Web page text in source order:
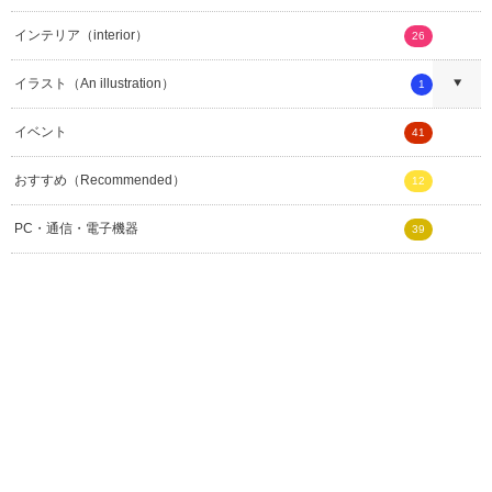
インテリア（interior） 26
イラスト（An illustration） 1
イベント 41
おすすめ（Recommended） 12
PC・通信・電子機器 39